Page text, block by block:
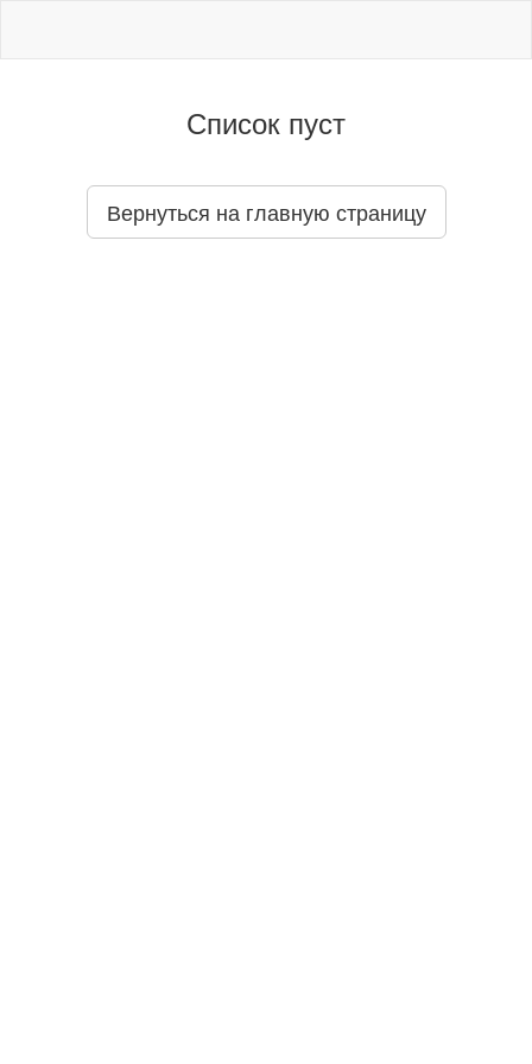
Список пуст
Вернуться на главную страницу